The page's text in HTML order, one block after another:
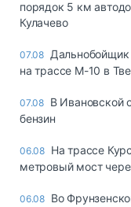
порядок 5 км
Кулачево
07.08
на трассе М-10 в
07.08 В Ивановской
бензин
06.08 На трассе
метровый мост
06.08 Во